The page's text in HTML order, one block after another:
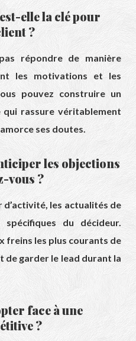
elle la clé pour
?
répondre de manière
les motivations et les
pouvez construire un
qui rassure véritablement
ses doutes.
les objections
vous ?
les actualités de
du décideur.
freins les plus courants de
garder le lead durant la
face à une
?